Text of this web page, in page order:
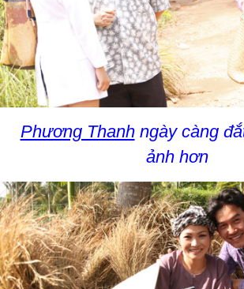
Phương Thanhngày càng
ảnh hơn